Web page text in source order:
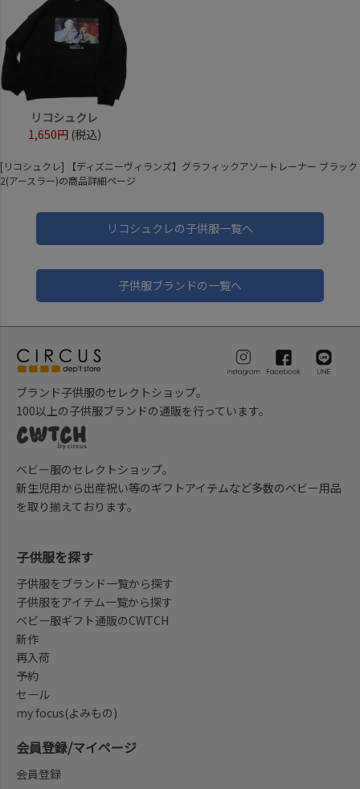
リコシュクレ
1,650円 (税込)
[リコシュクレ] 【ディズニーヴィランズ】グラフィックアソートレーナー ブラック
2(アースラー)の商品詳細ページ
リコシュクレの子供服一覧へ
子供服ブランドの一覧へ
ブランド子供服のセレクトショップ。
100以上の子供服ブランドの通販を行っています。
ベビー服のセレクトショップ。
新生児用から出産祝い等のギフトアイテムなど多数のベビー用品
を取り揃えております。
子供服を探す
子供服をブランド一覧から探す
子供服をアイテム一覧から探す
ベビー服ギフト通販のCWTCH
新作
再入荷
予約
セール
my focus(よみもの)
会員登録/マイページ
会員登録